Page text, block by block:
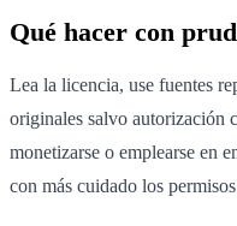
Qué hacer con
Lea la licencia, use fuentes
originales salvo autorización
monetizarse o emplearse en
con más cuidado los